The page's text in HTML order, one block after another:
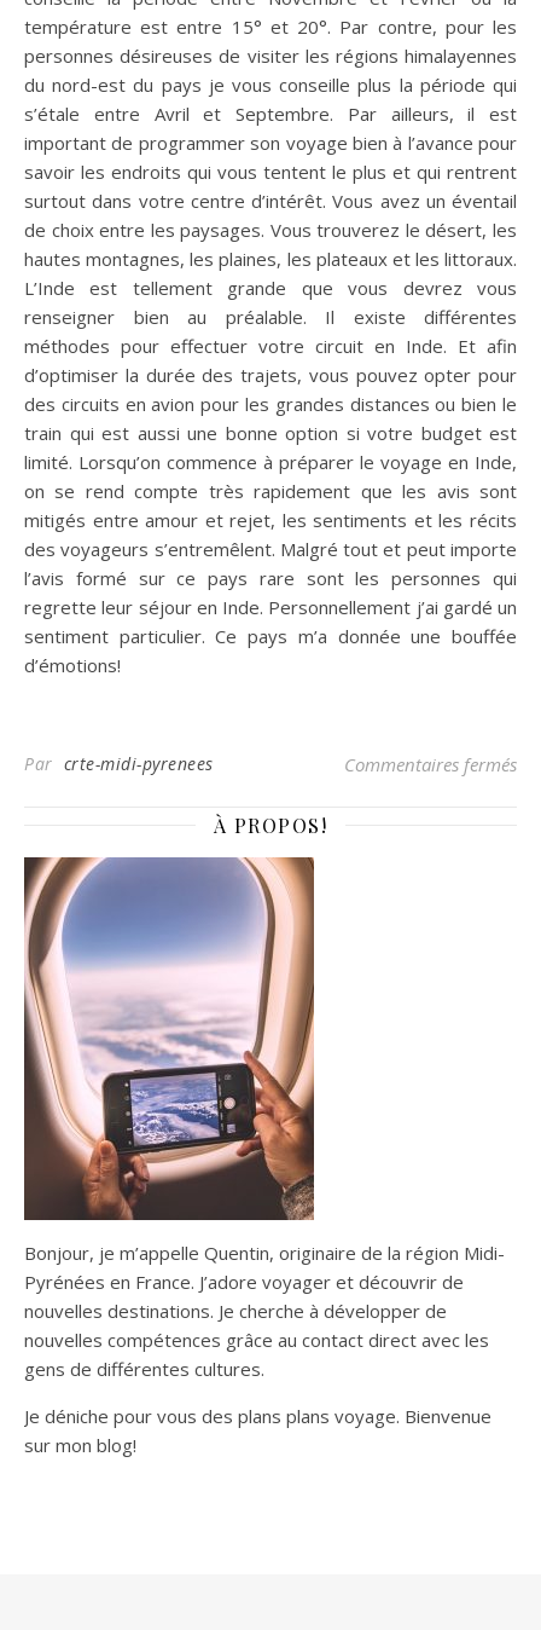
température est entre 15° et 20°. Par contre, pour les
personnes désireuses de visiter les régions himalayennes
du nord-est du pays je vous conseille plus la période qui
s’étale entre Avril et Septembre. Par ailleurs, il est
important de programmer son voyage bien à l’avance pour
savoir les endroits qui vous tentent le plus et qui rentrent
surtout dans votre centre d’intérêt. Vous avez un éventail
de choix entre les paysages. Vous trouverez le désert, les
hautes montagnes, les plaines, les plateaux et les littoraux.
L’Inde est tellement grande que vous devrez vous
renseigner bien au préalable. Il existe différentes
méthodes pour effectuer votre circuit en Inde. Et afin
d’optimiser la durée des trajets, vous pouvez opter pour
des circuits en avion pour les grandes distances ou bien le
train qui est aussi une bonne option si votre budget est
limité. Lorsqu’on commence à préparer le voyage en Inde,
on se rend compte très rapidement que les avis sont
mitigés entre amour et rejet, les sentiments et les récits
des voyageurs s’entremêlent. Malgré tout et peut importe
l’avis formé sur ce pays rare sont les personnes qui
regrette leur séjour en Inde. Personnellement j’ai gardé un
sentiment particulier. Ce pays m’a donnée une bouffée
d’émotions!
Par crte-midi-pyrenees Commentaires fermés
À PROPOS!
Bonjour, je m’appelle Quentin, originaire de la région Midi-
Pyrénées en France. J’adore voyager et découvrir de
nouvelles destinations. Je cherche à développer de
nouvelles compétences grâce au contact direct avec les
gens de différentes cultures.
Je déniche pour vous des plans plans voyage. Bienvenue
sur mon blog!